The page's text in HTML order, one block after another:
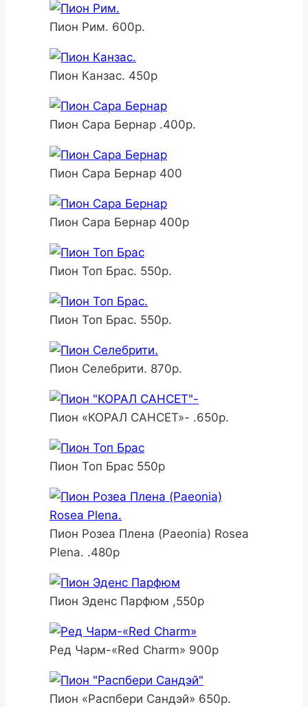
Пион Рим. 600р.
Пион Канзас. 450р
Пион Сара Бернар .400р.
Пион Сара Бернар 400
Пион Сара Бернар 400р
Пион Топ Брас. 550р.
Пион Топ Брас. 550р.
Пион Селебрити. 870р.
Пион «КОРАЛ САНСЕТ»- .650р.
Пион Топ Брас 550р
Пион Розеа Плена (Paeonia) Rosea
Plena. .480р
Пион Эденс Парфюм ,550р
Ред Чарм-«Red Charm» 900р
Пион «Распбери Сандэй» 650р.